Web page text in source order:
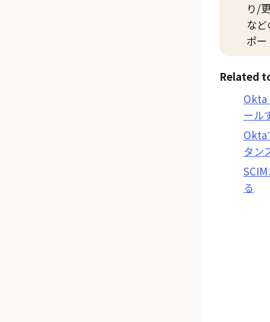
り/
な
ポー
Related
Okta
ール
Okta
タン
る